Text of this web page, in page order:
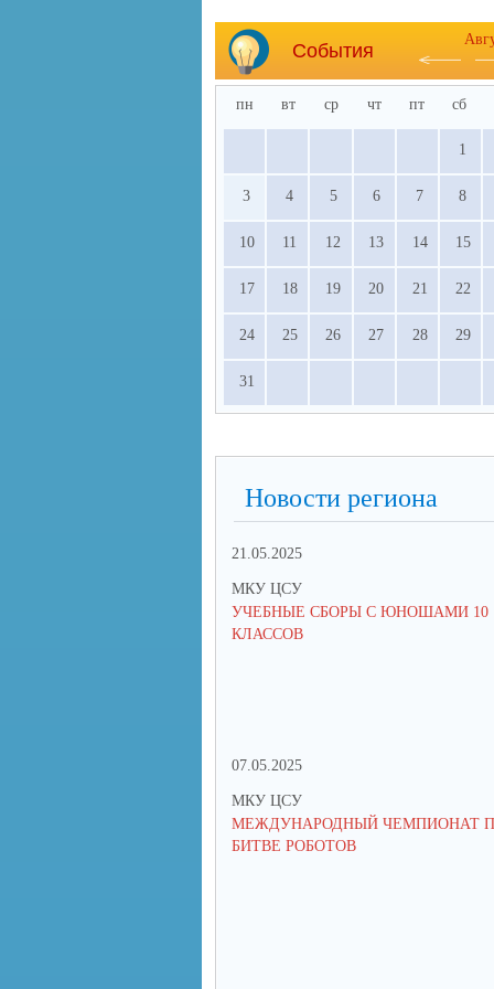
События
пн вт ср чт пт сб
1
3 4 5 6 7 8
10 11 12 13 14 15
17 18 19 20 21 22
24 25 26 27 28 29
31
Новости региона
21.05.2025
МКУ ЦСУ
УЧЕБНЫЕ СБОРЫ С ЮНОШАМИ 10
КЛАССОВ
07.05.2025
МКУ ЦСУ
МЕЖДУНАРОДНЫЙ ЧЕМПИОНАТ
БИТВЕ РОБОТОВ